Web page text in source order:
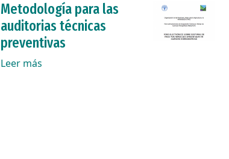
Metodología para las
auditorias técnicas
preventivas
Leer más